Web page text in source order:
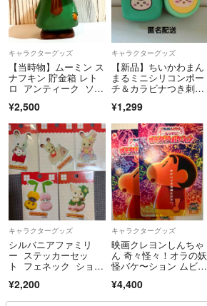
キャラクターグッズ
【当時物】ムーミン ス
ナフキン 貯金箱 レト
ロ アンティーク ソフ
¥2,500
キャラクターグッズ
【新品】ちいかわまん
まるミニシリコンポー
チ＆カラビナつき刺繍
んじゅう)
¥1,299
キャラクターグッズ
シルバニアファミリ
ー ステッカーセッ
ト フェネック ショコ
コ
¥2,200
キャラクターグッズ
映画クレヨンしんちゃ
ん 奇々怪々！オラの妖
怪バケ〜ション ムビチ
¥4,400